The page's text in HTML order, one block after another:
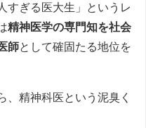
すぎる医大生」というレ
精神医学の専門知を社会
師として確固たる地位を
、精神科医という泥臭く